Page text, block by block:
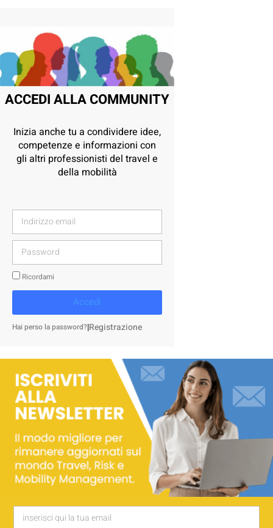
ACCEDI ALLA COMMUNITY
Inizia anche tu a condividere idee,
competenze e informazioni con
gli altri professionisti del travel e
della mobilità
Ricordami
Accedi
Hai perso la password?|Registrazione